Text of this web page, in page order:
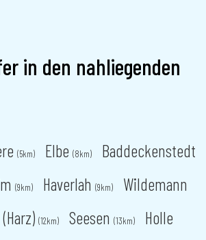
in den nahliegenden
(5km) Elbe (8km) Baddeckenstedt
(9km) Haverlah (9km) Wildemann
(12km) Seesen (13km) Holle